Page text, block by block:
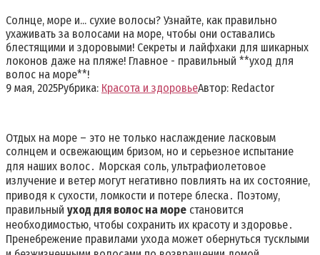
Солнце, море и... сухие волосы? Узнайте, как правильно
ухаживать за волосами на море, чтобы они оставались
блестящими и здоровыми! Секреты и лайфхаки для шикарных
локонов даже на пляже! Главное - правильный **уход для
волос на море**!
9 мая, 2025Рубрика: Красота и здоровьеАвтор: Redactor
Отдых на море – это не только наслаждение ласковым
солнцем и освежающим бризом, но и серьезное испытание
для наших волос․ Морская соль, ультрафиолетовое
излучение и ветер могут негативно повлиять на их состояние,
приводя к сухости, ломкости и потере блеска․ Поэтому,
правильный уход для волос на море становится
необходимостью, чтобы сохранить их красоту и здоровье․
Пренебрежение правилами ухода может обернуться тусклыми